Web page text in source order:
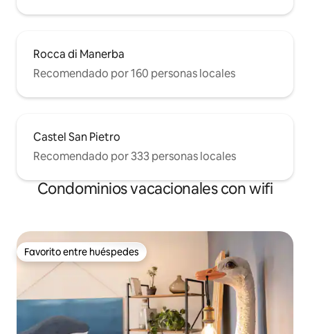
Rocca di Manerba
Recomendado por 160 personas locales
Castel San Pietro
Recomendado por 333 personas locales
Condominios vacacionales con wifi
Favorito entre huéspedes
Favorito entre huéspedes